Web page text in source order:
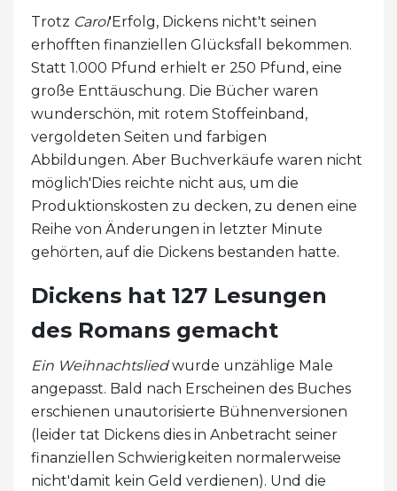
Trotz Carol'Erfolg, Dickens nicht't seinen
erhofften finanziellen Glücksfall bekommen.
Statt 1.000 Pfund erhielt er 250 Pfund, eine
große Enttäuschung. Die Bücher waren
wunderschön, mit rotem Stoffeinband,
vergoldeten Seiten und farbigen
Abbildungen. Aber Buchverkäufe waren nicht
möglich'Dies reichte nicht aus, um die
Produktionskosten zu decken, zu denen eine
Reihe von Änderungen in letzter Minute
gehörten, auf die Dickens bestanden hatte.
Dickens hat 127 Lesungen
des Romans gemacht
Ein Weihnachtsliedwurde unzählige Male
angepasst. Bald nach Erscheinen des Buches
erschienen unautorisierte Bühnenversionen
(leider tat Dickens dies in Anbetracht seiner
finanziellen Schwierigkeiten normalerweise
nicht'damit kein Geld verdienen). Und die